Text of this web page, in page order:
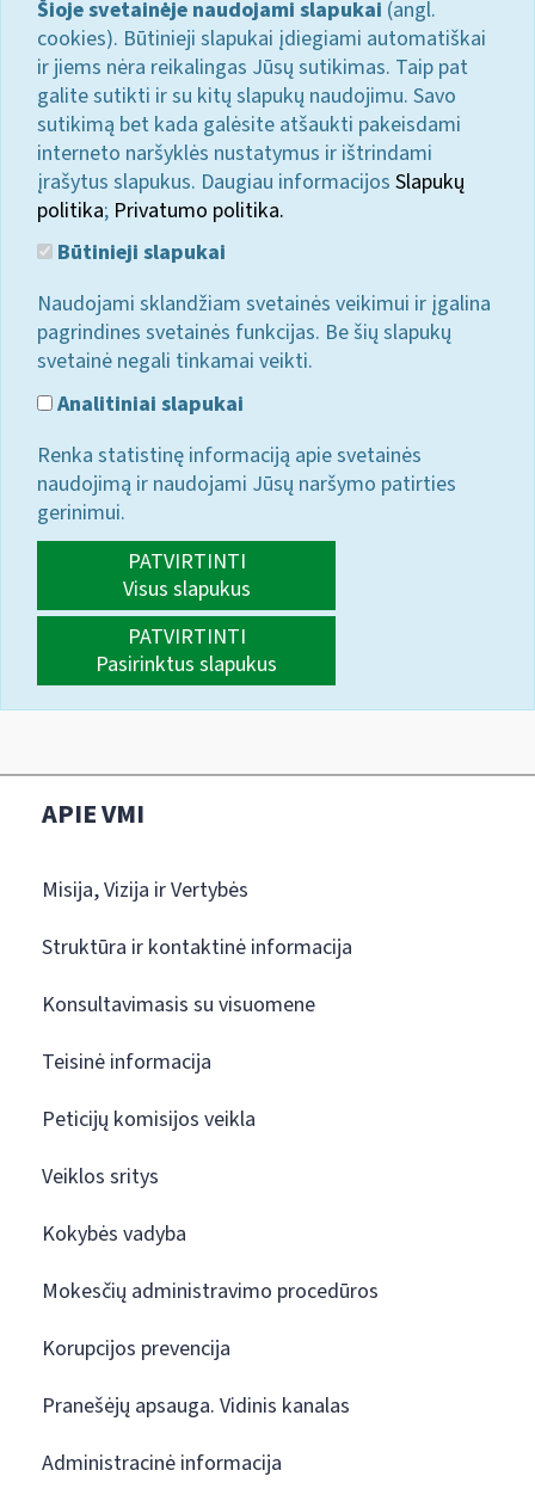
Šioje svetainėje naudojami slapukai (angl.
cookies). Būtinieji slapukai įdiegiami automatiškai
ir jiems nėra reikalingas Jūsų sutikimas. Taip pat
galite sutikti ir su kitų slapukų naudojimu. Savo
sutikimą bet kada galėsite atšaukti pakeisdami
interneto naršyklės nustatymus ir ištrindami
įrašytus slapukus. Daugiau informacijos Slapukų
politika; Privatumo politika.
Būtinieji slapukai
Naudojami sklandžiam svetainės veikimui ir įgalina
pagrindines svetainės funkcijas. Be šių slapukų
svetainė negali tinkamai veikti.
Analitiniai slapukai
Renka statistinę informaciją apie svetainės
naudojimą ir naudojami Jūsų naršymo patirties
gerinimui.
PATVIRTINTI
Visus slapukus
PATVIRTINTI
Pasirinktus slapukus
APIE VMI
Misija, Vizija ir Vertybės
Struktūra ir kontaktinė informacija
Konsultavimasis su visuomene
Teisinė informacija
Peticijų komisijos veikla
Veiklos sritys
Kokybės vadyba
Mokesčių administravimo procedūros
Korupcijos prevencija
Pranešėjų apsauga. Vidinis kanalas
Administracinė informacija